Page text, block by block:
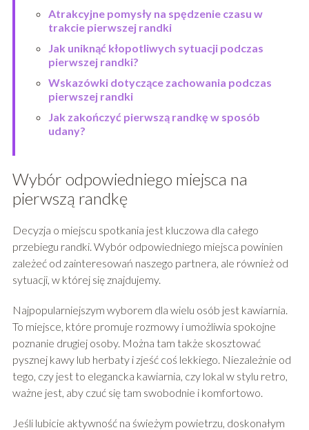
Atrakcyjne pomysły na spędzenie czasu w
trakcie pierwszej randki
Jak uniknąć kłopotliwych sytuacji podczas
pierwszej randki?
Wskazówki dotyczące zachowania podczas
pierwszej randki
Jak zakończyć pierwszą randkę w sposób
udany?
Wybór odpowiedniego miejsca na
pierwszą randkę
Decyzja o miejscu spotkania jest kluczowa dla całego
przebiegu randki. Wybór odpowiedniego miejsca powinien
zależeć od zainteresowań naszego partnera, ale również od
sytuacji, w której się znajdujemy.
Najpopularniejszym wyborem dla wielu osób jest kawiarnia.
To miejsce, które promuje rozmowy i umożliwia spokojne
poznanie drugiej osoby. Można tam także skosztować
pysznej kawy lub herbaty i zjeść coś lekkiego. Niezależnie od
tego, czy jest to elegancka kawiarnia, czy lokal w stylu retro,
ważne jest, aby czuć się tam swobodnie i komfortowo.
Jeśli lubicie aktywność na świeżym powietrzu, doskonałym